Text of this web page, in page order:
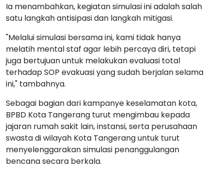
Ia menambahkan, kegiatan simulasi ini adalah salah
satu langkah antisipasi dan langkah mitigasi.
"Melalui simulasi bersama ini, kami tidak hanya
melatih mental staf agar lebih percaya diri, tetapi
juga bertujuan untuk melakukan evaluasi total
terhadap SOP evakuasi yang sudah berjalan selama
ini," tambahnya.
Sebagai bagian dari kampanye keselamatan kota,
BPBD Kota Tangerang turut mengimbau kepada
jajaran rumah sakit lain, instansi, serta perusahaan
swasta di wilayah Kota Tangerang untuk turut
menyelenggarakan simulasi penanggulangan
bencana secara berkala.